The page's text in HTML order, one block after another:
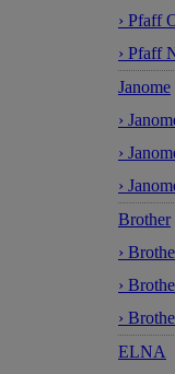
› Pfaff
› Pfaff
Janome
›
›
›
Brother
›
›
›
ELNA